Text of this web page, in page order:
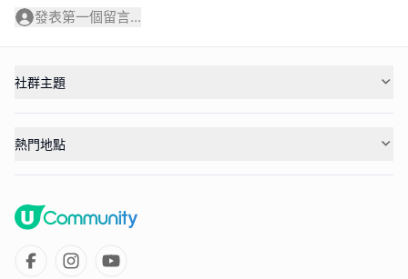
發表第一個留言...
社群主題
熱門地點